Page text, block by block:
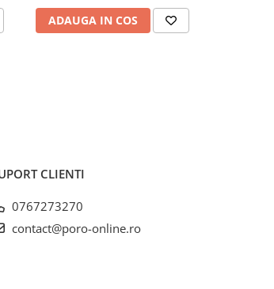
ADAUGA IN COS
CLIENTI
0767273270
contact@poro-online.ro